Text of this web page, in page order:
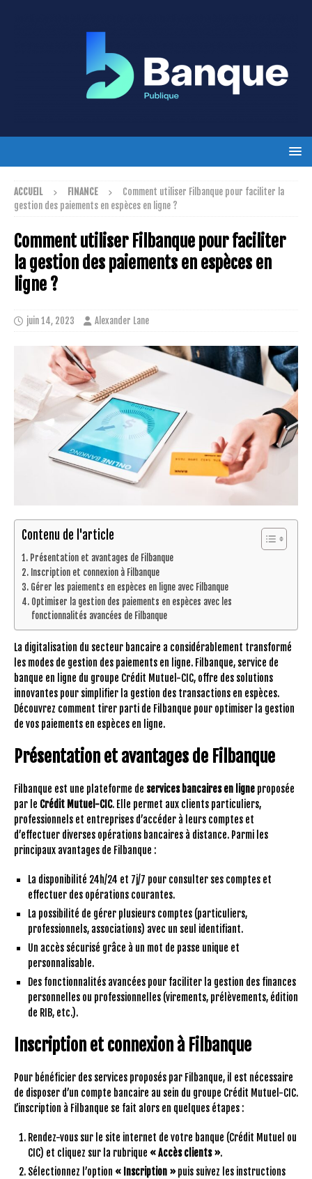
ACCUEIL FINANCE
Comment utiliser Filbanque pour faciliter la
gestion des paiements en espèces en ligne ?
Comment utiliser Filbanque pour faciliter
la gestion des paiements en espèces en
ligne ?
juin 14, 2023 Alexander Lane
Contenu de l'article
Présentation et avantages de Filbanque
Inscription et connexion à Filbanque
Gérer les paiements en espèces en ligne avec Filbanque
Optimiser la gestion des paiements en espèces avec les
fonctionnalités avancées de Filbanque
La digitalisation du secteur bancaire a considérablement transformé
les modes de gestion des paiements en ligne. Filbanque, service de
banque en ligne du groupe Crédit Mutuel-CIC, offre des solutions
innovantes pour simplifier la gestion des transactions en espèces.
Découvrez comment tirer parti de Filbanque pour optimiser la gestion
de vos paiements en espèces en ligne.
Présentation et avantages de Filbanque
Filbanque est une plateforme de services bancaires en ligne proposée
par le Crédit Mutuel-CIC. Elle permet aux clients particuliers,
professionnels et entreprises d’accéder à leurs comptes et
d’effectuer diverses opérations bancaires à distance. Parmi les
principaux avantages de Filbanque :
La disponibilité 24h/24 et 7j/7 pour consulter ses comptes et
effectuer des opérations courantes.
La possibilité de gérer plusieurs comptes (particuliers,
professionnels, associations) avec un seul identifiant.
Un accès sécurisé grâce à un mot de passe unique et
personnalisable.
Des fonctionnalités avancées pour faciliter la gestion des finances
personnelles ou professionnelles (virements, prélèvements, édition
de RIB, etc.).
Inscription et connexion à Filbanque
Pour bénéficier des services proposés par Filbanque, il est nécessaire
de disposer d’un compte bancaire au sein du groupe Crédit Mutuel-CIC.
L’inscription à Filbanque se fait alors en quelques étapes :
Rendez-vous sur le site internet de votre banque (Crédit Mutuel ou
CIC) et cliquez sur la rubrique « Accès clients ».
Sélectionnez l’option « Inscription » puis suivez les instructions